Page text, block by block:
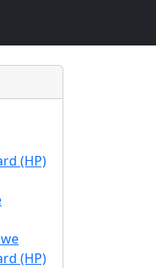
(HP)
(HP)